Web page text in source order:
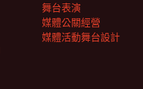
舞台表演
媒體公關經營
媒體活動舞台設計